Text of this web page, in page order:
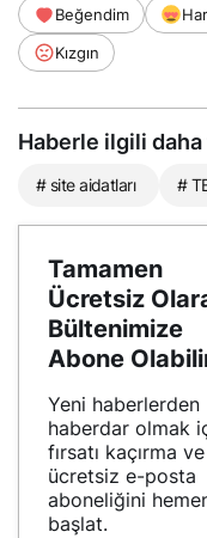
Beğendim
Kızgın
Haberle ilgili daha
# site aidatları #
Tamamen
Ücretsiz
Bültenimize
Abone
Yeni haberlerden
haberdar olmak
fırsatı kaçırma ve
ücretsiz e-posta
aboneliğini
başlat.